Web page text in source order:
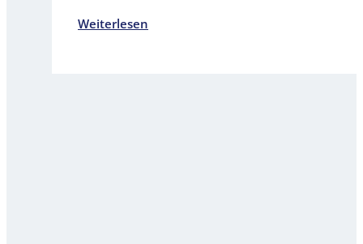
Weiterlesen